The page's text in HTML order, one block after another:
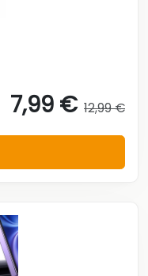
7,99 € 12,99 €